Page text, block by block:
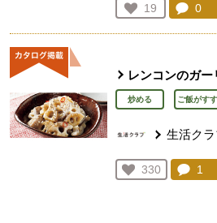
お気に入り登
19
人が登録
コ
0
レンコンのガ
炒める ご飯がす
生活ク
お気に入り登
330
人が登録
コ
1